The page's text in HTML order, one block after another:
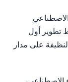
تطوير أول
على مدار